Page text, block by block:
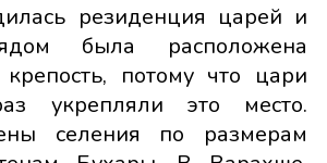
резиденция царей и
была расположена
потому что цари
укрепляли это место.
селения по размерам